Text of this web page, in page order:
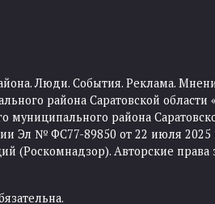
Люди. События. Реклама.
района Саратовской области
муниципального района
Эл № ФС77-89850 от 22 июля
(Роскомнадзор). Авторские